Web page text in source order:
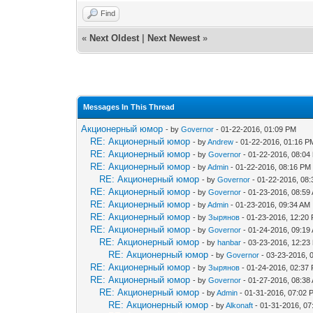
Find
« Next Oldest Next Newest »
Messages In This Thread
Акционерный юмор - byGovernor - 01-22-2016, 01:09 PM
RE: Акционерный юмор - byAndrew - 01-22-2016, 01:16
RE: Акционерный юмор - byGovernor - 01-22-2016, 08:04
RE: Акционерный юмор - byAdmin - 01-22-2016, 08:16 PM
RE: Акционерный юмор - byGovernor - 01-22-2016,
RE: Акционерный юмор - byGovernor - 01-23-2016, 08:59
RE: Акционерный юмор - byAdmin - 01-23-2016, 09:34 AM
RE: Акционерный юмор - byЗырянов - 01-23-2016, 12:20
RE: Акционерный юмор - byGovernor - 01-24-2016, 09:19
RE: Акционерный юмор - byhanbar - 03-23-2016, 12:23
RE: Акционерный юмор - byGovernor - 03-23-2016,
RE: Акционерный юмор - byЗырянов - 01-24-2016, 02:37
RE: Акционерный юмор - byGovernor - 01-27-2016, 08:38
RE: Акционерный юмор - byAdmin - 01-31-2016, 07:02
RE: Акционерный юмор - byAlkonaft - 01-31-2016,